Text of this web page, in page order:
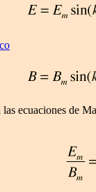
las ecuaciones de